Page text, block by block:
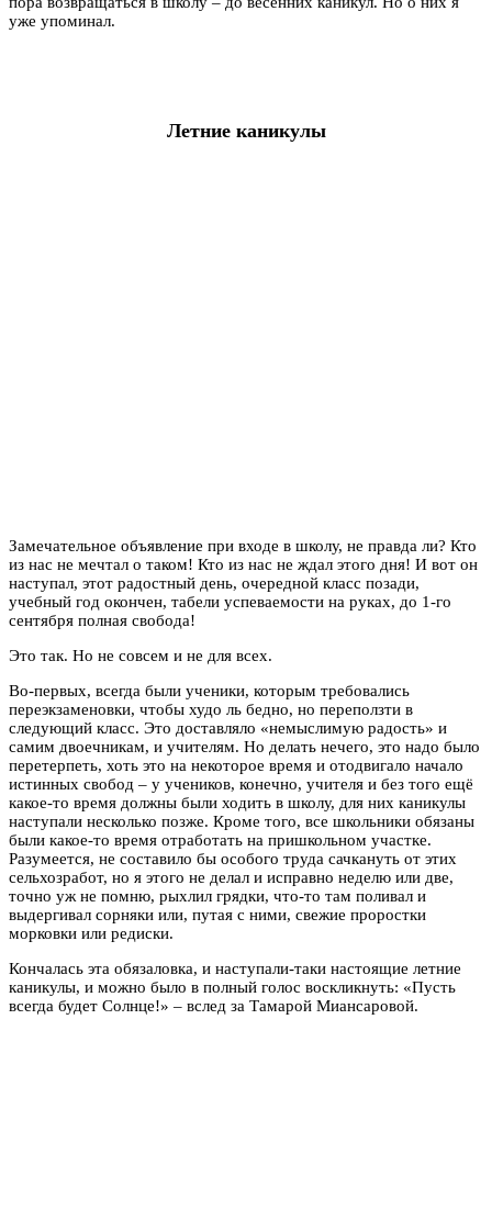
уже упоминал.
Летние каникулы
Замечательное объявление при входе в школу, не правда ли? Кто
из нас не мечтал о таком! Кто из нас не ждал этого дня! И вот он
наступал, этот радостный день, очередной класс позади,
учебный год окончен, табели успеваемости на руках, до 1-го
сентября полная свобода!
Это так. Но не совсем и не для всех.
Во-первых, всегда были ученики, которым требовались
переэкзаменовки, чтобы худо ль бедно, но переползти в
следующий класс. Это доставляло «немыслимую радость» и
самим двоечникам, и учителям. Но делать нечего, это надо было
перетерпеть, хоть это на некоторое время и отодвигало начало
истинных свобод – у учеников, конечно, учителя и без того ещё
какое-то время должны были ходить в школу, для них каникулы
наступали несколько позже. Кроме того, все школьники обязаны
были какое-то время отработать на пришкольном участке.
Разумеется, не составило бы особого труда сачкануть от этих
сельхозработ, но я этого не делал и исправно неделю или две,
точно уж не помню, рыхлил грядки, что-то там поливал и
выдергивал сорняки или, путая с ними, свежие проростки
морковки или редиски.
Кончалась эта обязаловка, и наступали-таки настоящие летние
каникулы, и можно было в полный голос воскликнуть: «Пусть
всегда будет Солнце!» – вслед за Тамарой Миансаровой.